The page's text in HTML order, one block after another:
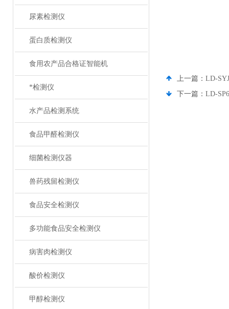
尿素检测仪
蛋白质检测仪
食用农产品合格证智能机
*检测仪
水产品检测系统
食品甲醛检测仪
细菌检测仪器
兽药残留检测仪
食品安全检测仪
多功能食品安全检测仪
病害肉检测仪
酸价检测仪
甲醇检测仪
上一篇： LD-
下一篇： LD-